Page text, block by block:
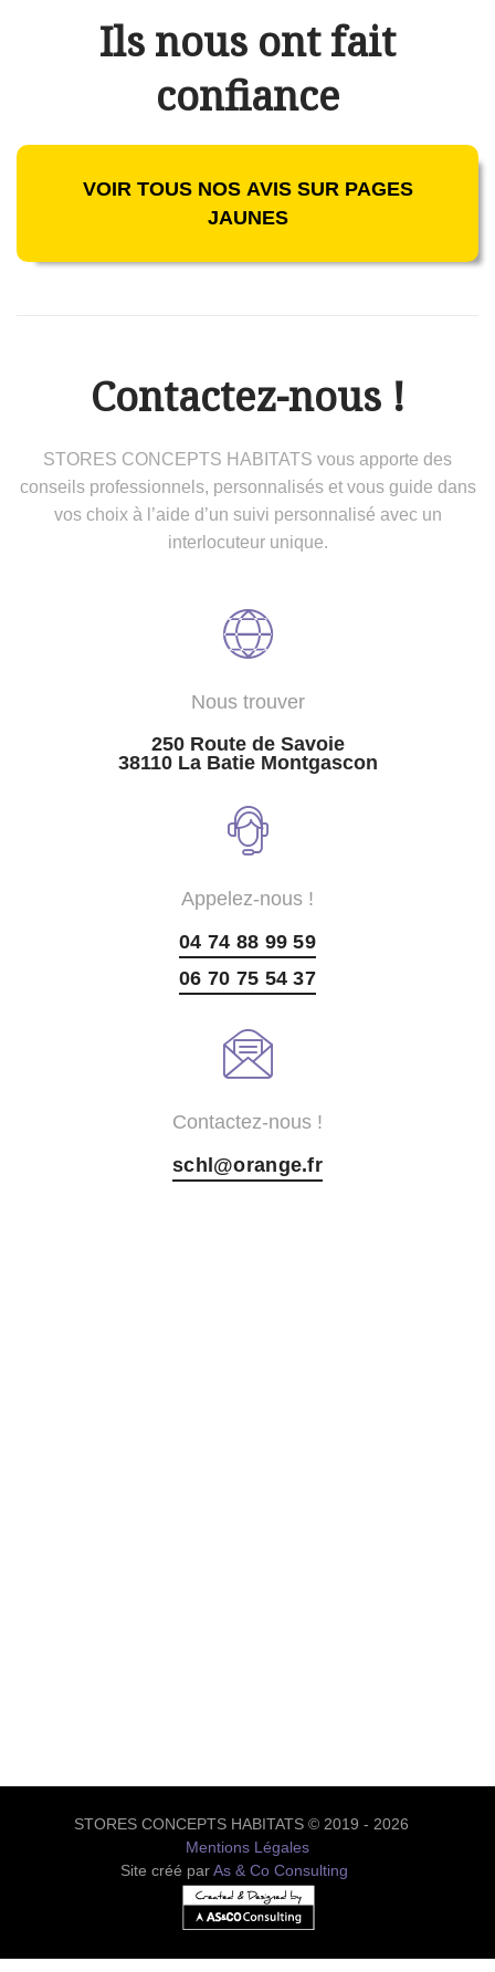
Ils nous ont fait
confiance
VOIR TOUS NOS AVIS SUR PAGES
JAUNES
Contactez-nous !
STORES CONCEPTS HABITATS vous apporte des
conseils professionnels, personnalisés et vous guide dans
vos choix à l’aide d’un suivi personnalisé avec un
interlocuteur unique.
Nous trouver
250 Route de Savoie
38110 La Batie Montgascon
Appelez-nous !
04 74 88 99 59
06 70 75 54 37
Contactez-nous !
schl@orange.fr
STORES CONCEPTS HABITATS © 2019 - 2026
Mentions Légales
Site créé parAs & Co Consulting